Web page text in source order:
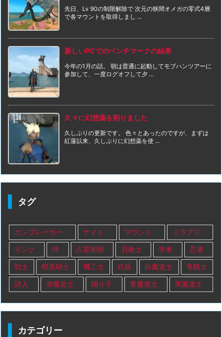
先日、Lv 90の制限解除で 次元の狭間オメガの零式4層
で各マウントを取得しまし ...
新しいPCでのベンチマークの結果
今年の1月の話。 朝は普通に起動してモブハンツアーに
参加して、一度ログオフして夕 ...
久々に幻想薬を割りました
久しぶりの更新です。 色々とあったのですが、まずは
紅蓮以来、久しぶりに幻想薬を使 ...
タグ
ガンブレーカー ナイト マウント ミラプリ
モンク 侍 占星術師 召喚士 学者 忍者
戦士 暗黒騎士 機工士 武器 白魔道士 竜騎士
詩人 赤魔道士 踊り子 青魔道士 黒魔道士
カテゴリー